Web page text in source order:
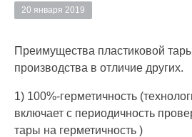
20 января 2019
Преимущества пластиковой
производства в отличие других.
1) 100%-герметичность
включает с периодичность
тары на герметичность )